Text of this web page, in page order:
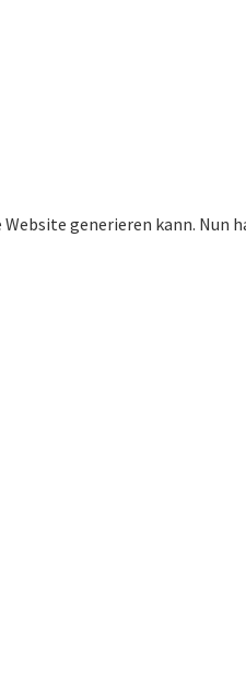
generieren kann. Nun